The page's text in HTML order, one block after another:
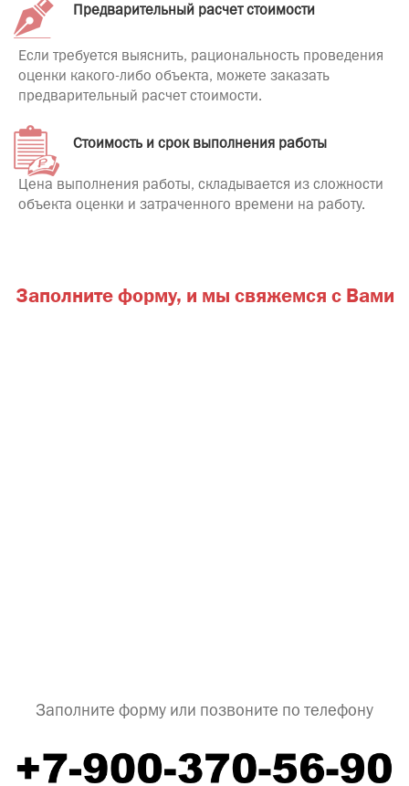
Предварительный расчет стоимости
Если требуется выяснить, рациональность проведения
оценки какого-либо объекта, можете заказать
предварительный расчет стоимости.
Стоимость и срок выполнения работы
Цена выполнения работы, складывается из сложности
объекта оценки и затраченного времени на работу.
Заполните форму, и мы свяжемся с Вами
Заполните форму или позвоните по телефону